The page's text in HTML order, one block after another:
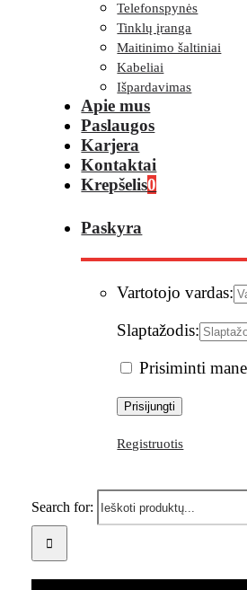
Telefonspynės
Tinklų įranga
Maitinimo šaltiniai
Kabeliai
Išpardavimas
Apie mus
Paslaugos
Karjera
Kontaktai
Krepšelis0
Paskyra
Vartotojo vardas:
Slaptažodis:
Prisiminti mane
Registruotis
Search for: